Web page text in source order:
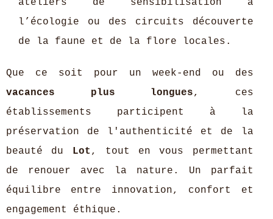
ateliers de sensibilisation à
l’écologie ou des circuits découverte
de la faune et de la flore locales.
Que ce soit pour un week-end ou des
vacances plus longues, ces
établissements participent à la
préservation de l'authenticité et de la
beauté du Lot , tout en vous permettant
de renouer avec la nature. Un parfait
équilibre entre innovation, confort et
engagement éthique.